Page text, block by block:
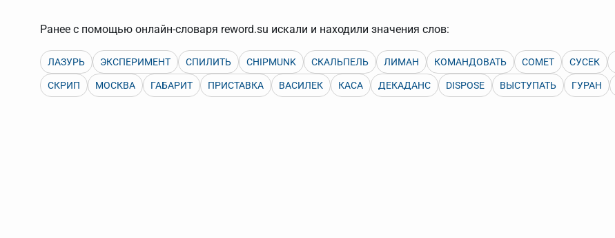
Ранее с помощью онлайн-словаря reword.su искали и находили значения слов:
ЛАЗУРЬ ЭКСПЕРИМЕНТ СПИЛИТЬ CHIPMUNK СКАЛЬПЕЛЬ ЛИМАН КОМАНДОВАТЬ COMET СУСЕК
СКРИП МОСКВА ГАБАРИТ ПРИСТАВКА ВАСИЛЕК КАСА ДЕКАДАНС DISPOSE ВЫСТУПАТЬ ГУРАН